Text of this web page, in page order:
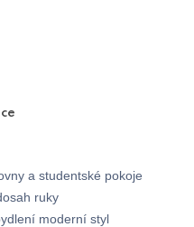
a studentské pokoje
ruky
moderní styl